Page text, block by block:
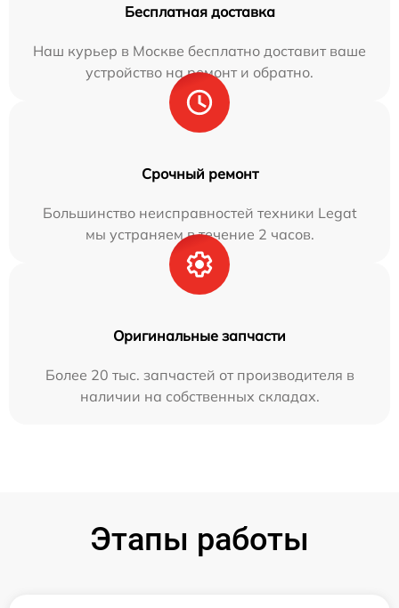
Бесплатная доставка
Наш курьер в Москве бесплатно доставит ваше
устройство на ремонт и обратно.
Срочный ремонт
Большинство неисправностей техники Legat
мы устраняем в течение 2 часов.
Оригинальные запчасти
Более 20 тыс. запчастей от производителя в
наличии на собственных складах.
Этапы работы